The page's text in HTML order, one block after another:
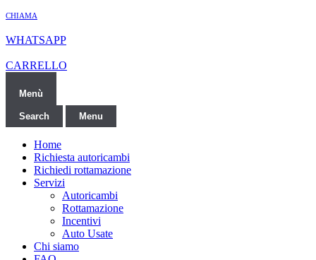
CHIAMA
WHATSAPP
CARRELLO
Menù
Search Menu
Home
Richiesta autoricambi
Richiedi rottamazione
Servizi
Autoricambi
Rottamazione
Incentivi
Auto Usate
Chi siamo